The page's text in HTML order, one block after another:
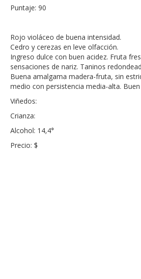
Puntaje: 90
Rojo violáceo de buena intensidad.
Cedro y cerezas en leve olfacción.
Ingreso dulce con buen acidez. Fruta
sensaciones de nariz. Taninos
Buena amalgama madera-fruta, sin
medio con persistencia media-alta.
Viñedos:
Crianza:
Alcohol: 14,4°
Precio: $